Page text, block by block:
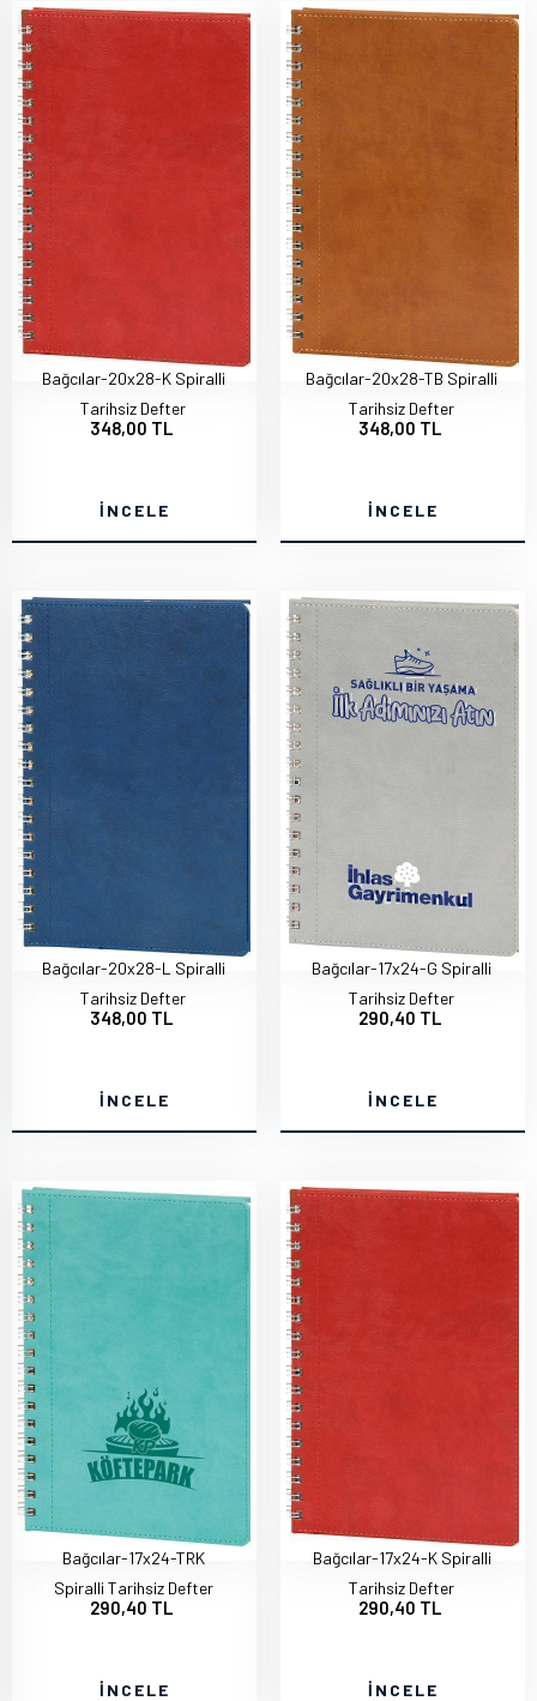
Bağcılar-20x28-K Spiralli
Tarihsiz Defter
348,00 TL
İNCELE
Bağcılar-20x28-TB Spiralli
Tarihsiz Defter
348,00 TL
İNCELE
Bağcılar-20x28-L Spiralli
Tarihsiz Defter
348,00 TL
İNCELE
Bağcılar-17x24-G Spiralli
Tarihsiz Defter
290,40 TL
İNCELE
Bağcılar-17x24-TRK
Spiralli Tarihsiz Defter
290,40 TL
İNCELE
Bağcılar-17x24-K Spiralli
Tarihsiz Defter
290,40 TL
İNCELE